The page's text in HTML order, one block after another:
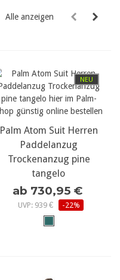
Alle anzeigen
NEU
Palm Atom Suit Herren
Paddelanzug
Trockenanzug pine
tangelo
ab 730,95 €
UVP: 939 € -22%